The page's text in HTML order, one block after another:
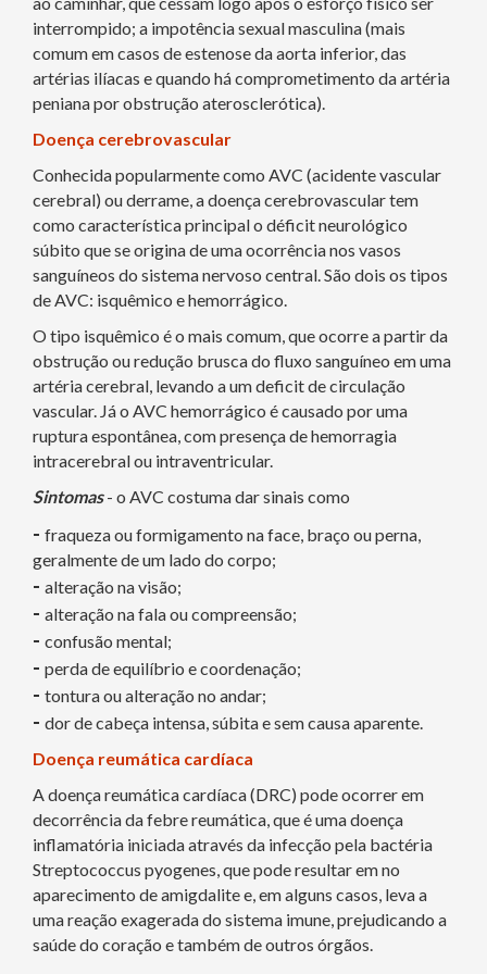
interrompido; a impotência sexual masculina (mais
comum em casos de estenose da aorta inferior, das
artérias ilíacas e quando há comprometimento da artéria
peniana por obstrução aterosclerótica).
Doença cerebrovascular
Conhecida popularmente como AVC (acidente vascular
cerebral) ou derrame, a doença cerebrovascular tem
como característica principal o déficit neurológico
súbito que se origina de uma ocorrência nos vasos
sanguíneos do sistema nervoso central. São dois os tipos
de AVC: isquêmico e hemorrágico.
O tipo isquêmico é o mais comum, que ocorre a partir da
obstrução ou redução brusca do fluxo sanguíneo em uma
artéria cerebral, levando a um deficit de circulação
vascular. Já o AVC hemorrágico é causado por uma
ruptura espontânea, com presença de hemorragia
intracerebral ou intraventricular.
Sintomas- o AVC costuma dar sinais como
- fraqueza ou formigamento na face, braço ou perna,
geralmente de um lado do corpo;
- alteração na visão;
- alteração na fala ou compreensão;
- confusão mental;
- perda de equilíbrio e coordenação;
- tontura ou alteração no andar;
- dor de cabeça intensa, súbita e sem causa aparente.
Doença reumática cardíaca
A doença reumática cardíaca (DRC) pode ocorrer em
decorrência da febre reumática, que é uma doença
inflamatória iniciada através da infecção pela bactéria
Streptococcus pyogenes, que pode resultar em no
aparecimento de amigdalite e, em alguns casos, leva a
uma reação exagerada do sistema imune, prejudicando a
saúde do coração e também de outros órgãos.